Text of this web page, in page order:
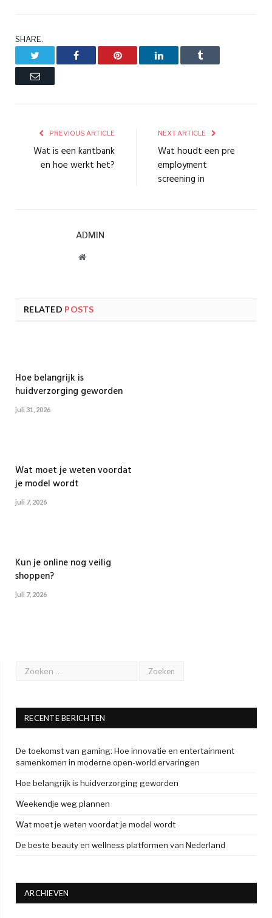
SHARE.
Facebook Pinterest LinkedIn Tumblr
Email
PREVIOUS ARTICLE
Wat is een kantbank
en hoe werkt het?
NEXT ARTICLE
Wat houdt een pre
employment
screening in
ADMIN
Website
RELATED POSTS
Hoe belangrijk is
huidverzorging geworden
juli 31, 2026
Wat moet je weten voordat
je model wordt
juli 7, 2026
Kun je online nog veilig
shoppen?
juli 7, 2026
RECENTE BERICHTEN
De toekomst van gaming: Hoe innovatie en entertainment
samenkomen in moderne open-world ervaringen
Hoe belangrijk is huidverzorging geworden
Weekendje weg plannen
Wat moet je weten voordat je model wordt
De beste beauty en wellness platformen van Nederland
ARCHIEVEN